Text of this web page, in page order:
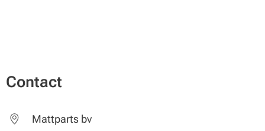
Contact
Mattparts bv